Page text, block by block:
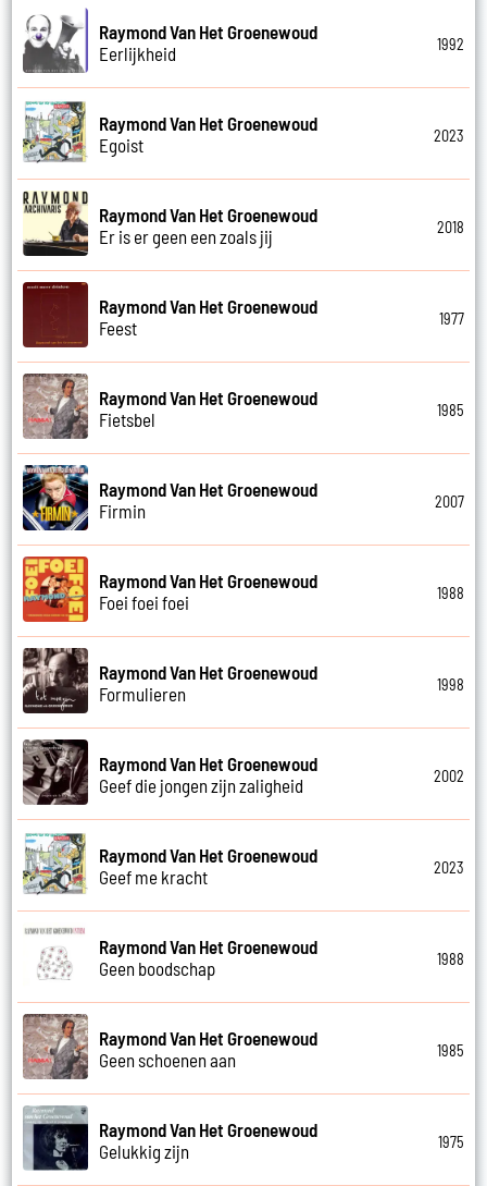
Raymond Van Het Groenewoud
Eerlijkheid
1992
Raymond Van Het Groenewoud
Egoist
2023
Raymond Van Het Groenewoud
Er is er geen een zoals jij
2018
Raymond Van Het Groenewoud
Feest
1977
Raymond Van Het Groenewoud
Fietsbel
1985
Raymond Van Het Groenewoud
Firmin
2007
Raymond Van Het Groenewoud
Foei foei foei
1988
Raymond Van Het Groenewoud
Formulieren
1998
Raymond Van Het Groenewoud
Geef die jongen zijn zaligheid
2002
Raymond Van Het Groenewoud
Geef me kracht
2023
Raymond Van Het Groenewoud
Geen boodschap
1988
Raymond Van Het Groenewoud
Geen schoenen aan
1985
Raymond Van Het Groenewoud
Gelukkig zijn
1975